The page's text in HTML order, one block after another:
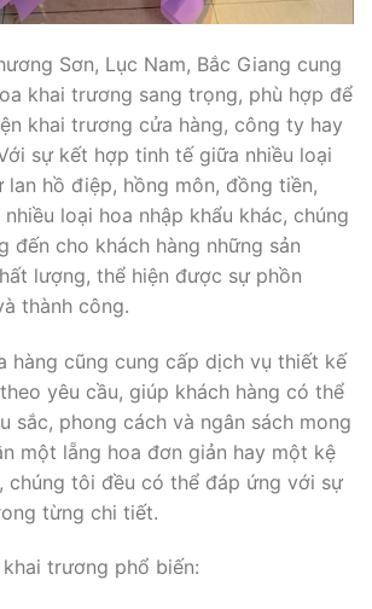
Sơn, Lục Nam, Bắc Giang cung
khai trương sang trọng, phù hợp để
khai trương cửa hàng, công ty hay
sự kết hợp tinh tế giữa nhiều loại
lan hồ điệp, hồng môn, đồng tiền,
loại hoa nhập khẩu khác, chúng
đến cho khách hàng những sản
lượng, thể hiện được sự phồn
thành công.
hàng cũng cung cấp dịch vụ thiết kế
yêu cầu, giúp khách hàng có thể
sắc, phong cách và ngân sách mong
một lẵng hoa đơn giản hay một kệ
chúng tôi đều có thể đáp ứng với sự
từng chi tiết.
trương phổ biến: